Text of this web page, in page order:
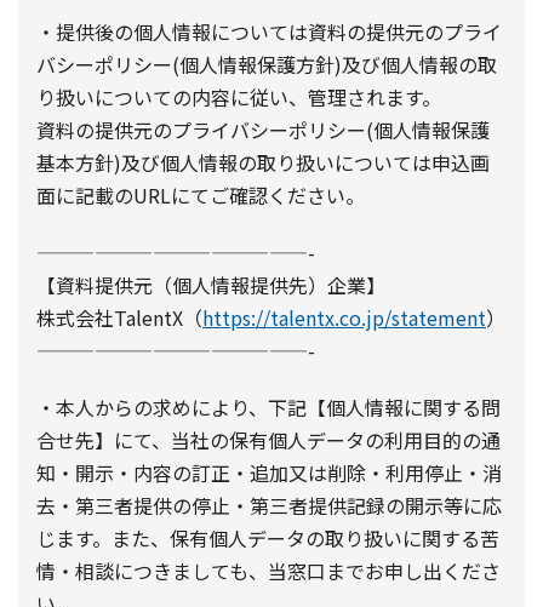
・提供後の個人情報については資料の提供元のプライ
バシーポリシー(個人情報保護方針)及び個人情報の取
り扱いについての内容に従い、管理されます。
資料の提供元のプライバシーポリシー(個人情報保護
基本方針)及び個人情報の取り扱いについては申込画
面に記載のURLにてご確認ください。
——————————————-
【資料提供元（個人情報提供先）企業】
株式会社TalentX（https://talentx.co.jp/statement）
——————————————-
・本人からの求めにより、下記【個人情報に関する問
合せ先】にて、当社の保有個人データの利用目的の通
知・開示・内容の訂正・追加又は削除・利用停止・消
去・第三者提供の停止・第三者提供記録の開示等に応
じます。また、保有個人データの取り扱いに関する苦
情・相談につきましても、当窓口までお申し出くださ